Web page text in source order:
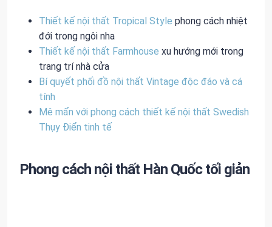
Thiết kế nội thất Tropical Style phong cách nhiệt
đới trong ngôi nha
Thiết kế nội thất Farmhouse xu hướng mới trong
trang trí nhà cửa
Bí quyết phối đồ nội thất Vintage độc đáo và cá
tính
Mê mẩn với phong cách thiết kế nội thất Swedish
Thụy Điển tinh tế
Phong cách nội thất Hàn Quốc tối giản